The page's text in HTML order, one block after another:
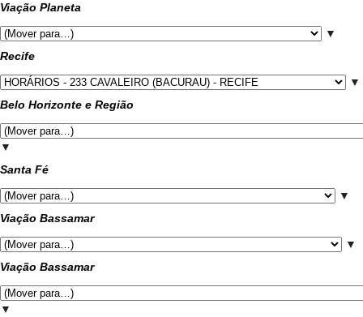
Viação Planeta
▼
Recife
▼
Belo Horizonte e Região
▼
Santa Fé
▼
Viação Bassamar
▼
Viação Bassamar
▼